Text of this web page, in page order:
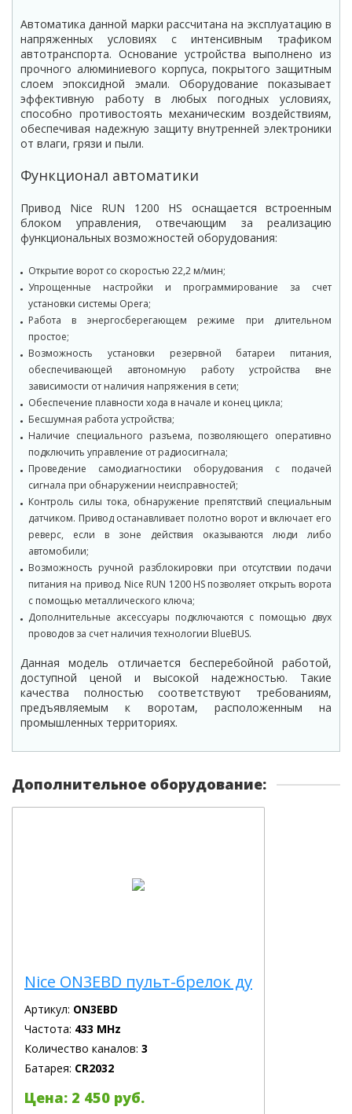
Автоматика данной марки рассчитана на эксплуатацию в
напряженных условиях с интенсивным трафиком
автотранспорта. Основание устройства выполнено из
прочного алюминиевого корпуса, покрытого защитным
слоем эпоксидной эмали. Оборудование показывает
эффективную работу в любых погодных условиях,
способно противостоять механическим воздействиям,
обеспечивая надежную защиту внутренней электроники
от влаги, грязи и пыли.
Функционал автоматики
Привод Nice RUN 1200 HS оснащается встроенным
блоком управления, отвечающим за реализацию
функциональных возможностей оборудования:
Открытие ворот со скоростью 22,2 м/мин;
Упрощенные настройки и программирование за счет
установки системы Opera;
Работа в энергосберегающем режиме при длительном
простое;
Возможность установки резервной батареи питания,
обеспечивающей автономную работу устройства вне
зависимости от наличия напряжения в сети;
Обеспечение плавности хода в начале и конец цикла;
Бесшумная работа устройства;
Наличие специального разъема, позволяющего оперативно
подключить управление от радиосигнала;
Проведение самодиагностики оборудования с подачей
сигнала при обнаружении неисправностей;
Контроль силы тока, обнаружение препятствий специальным
датчиком. Привод останавливает полотно ворот и включает его
реверс, если в зоне действия оказываются люди либо
автомобили;
Возможность ручной разблокировки при отсутствии подачи
питания на привод. Nice RUN 1200 HS позволяет открыть ворота
с помощью металлического ключа;
Дополнительные аксессуары подключаются с помощью двух
проводов за счет наличия технологии BlueBUS.
Данная модель отличается бесперебойной работой,
доступной ценой и высокой надежностью. Такие
качества полностью соответствуют требованиям,
предъявляемым к воротам, расположенным на
промышленных территориях.
Дополнительное оборудование:
Nice ON3EBD пульт-брелок ду
Артикул: ON3EBD
Частота: 433 MHz
Количество каналов: 3
Батарея: CR2032
Цена: 2 450 руб.